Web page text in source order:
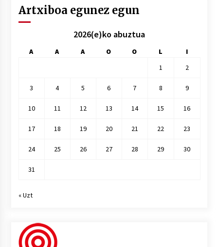
Artxiboa egunez egun
2026(e)ko abuztua
A A A O O L
I
1
2
3 4 5 6 7 8 9
10 11 12 13 14 15 16
17 18 19 20 21 22 23
24 25 26 27 28 29 30
31
« Uzt